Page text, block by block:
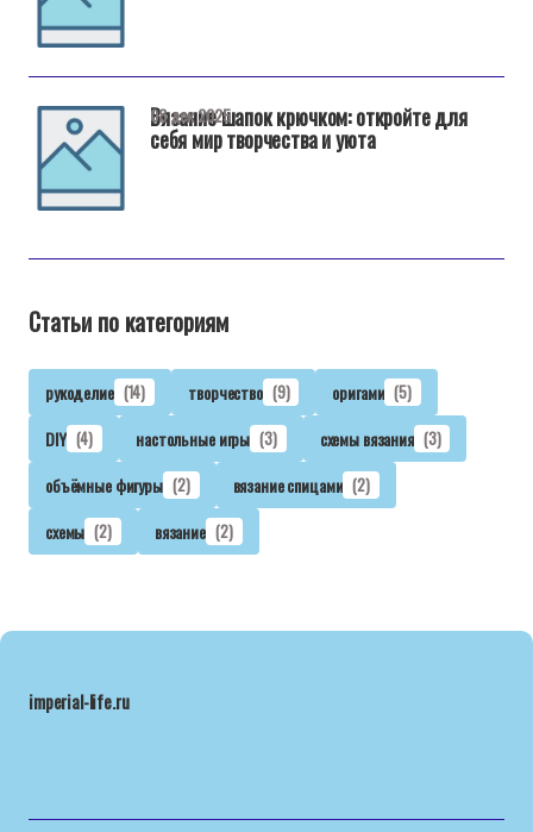
Вязание шапок крючком: откройте для
себя мир творчества и уюта
08 дек 2025
Статьи по категориям
рукоделие (14) творчество (9) оригами (5)
DIY (4) настольные игры (3) схемы вязания (3)
объёмные фигуры (2) вязание спицами (2)
схемы (2) вязание (2)
imperial-life.ru